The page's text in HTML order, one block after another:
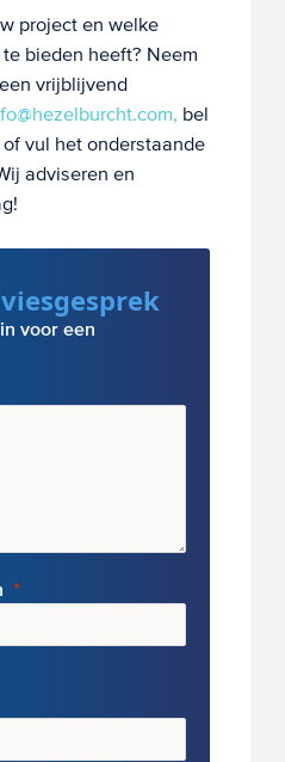
project en welke
bieden heeft? Neem
vrijblijvend
bel
of vul het onderstaande
adviseren en
voor een